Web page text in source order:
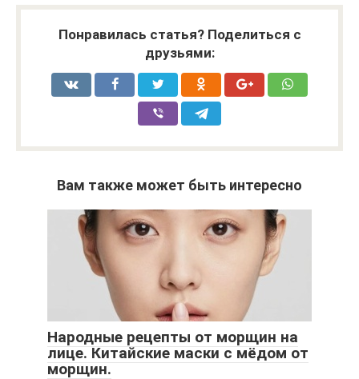
Понравилась статья? Поделиться с
друзьями:
Вам также может быть интересно
Народные рецепты от морщин на
лице. Китайские маски с мёдом от
морщин.